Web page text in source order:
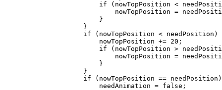
if (nowTopPosition <
nowTopPosition =
                        }
                    }
if (nowTopPosition < needPosition)
                        nowTopPosition += 20;
if (nowTopPosition >
nowTopPosition =
                        }
                    }
if (nowTopPosition ==
                        needAnimation = false;